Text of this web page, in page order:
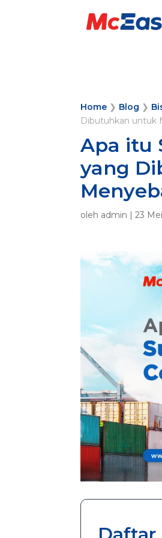
Home ❯ Blog ❯
Dibutuhkan untuk
Apa itu
yang
oleh admin |23